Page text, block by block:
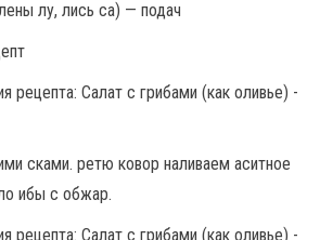
лу, лись са) — подач
сками. ретю ковор наливаем аситное
ибы с обжар.